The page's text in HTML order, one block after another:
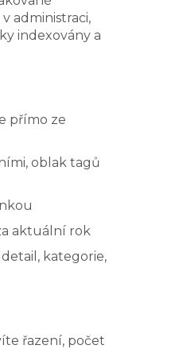
administraci,
indexovány a
přímo ze
oblak tagů
aktuální rok
kategorie,
řazení, počet